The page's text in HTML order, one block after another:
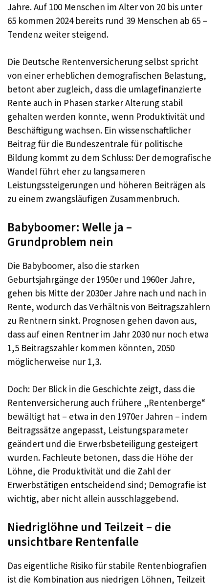
Jahre. Auf 100 Menschen im Alter von 20 bis unter
65 kommen 2024 bereits rund 39 Menschen ab 65 –
Tendenz weiter steigend.
Die Deutsche Rentenversicherung selbst spricht
von einer erheblichen demografischen Belastung,
betont aber zugleich, dass die umlagefinanzierte
Rente auch in Phasen starker Alterung stabil
gehalten werden konnte, wenn Produktivität und
Beschäftigung wachsen. Ein wissenschaftlicher
Beitrag für die Bundeszentrale für politische
Bildung kommt zu dem Schluss: Der demografische
Wandel führt eher zu langsameren
Leistungssteigerungen und höheren Beiträgen als
zu einem zwangsläufigen Zusammenbruch.
Babyboomer: Welle ja –
Grundproblem nein
Die Babyboomer, also die starken
Geburtsjahrgänge der 1950er und 1960er Jahre,
gehen bis Mitte der 2030er Jahre nach und nach in
Rente, wodurch das Verhältnis von Beitragszahlern
zu Rentnern sinkt. Prognosen gehen davon aus,
dass auf einen Rentner im Jahr 2030 nur noch etwa
1,5 Beitragszahler kommen könnten, 2050
möglicherweise nur 1,3.
Doch: Der Blick in die Geschichte zeigt, dass die
Rentenversicherung auch frühere „Rentenberge“
bewältigt hat – etwa in den 1970er Jahren – indem
Beitragssätze angepasst, Leistungsparameter
geändert und die Erwerbsbeteiligung gesteigert
wurden. Fachleute betonen, dass die Höhe der
Löhne, die Produktivität und die Zahl der
Erwerbstätigen entscheidend sind; Demografie ist
wichtig, aber nicht allein ausschlaggebend.
Niedriglöhne und Teilzeit – die
unsichtbare Rentenfalle
Das eigentliche Risiko für stabile Rentenbiografien
ist die Kombination aus niedrigen Löhnen, Teilzeit